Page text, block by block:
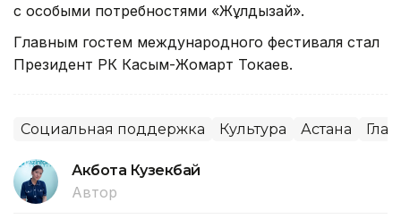
с особыми потребностями «Жұлдызай».
Главным гостем международного фестиваля стал
Президент РК Касым-Жомарт Токаев.
Социальная поддержка Культура Астана
Акбота Кузекбай
Автор